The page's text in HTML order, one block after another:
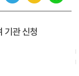
기관 신청